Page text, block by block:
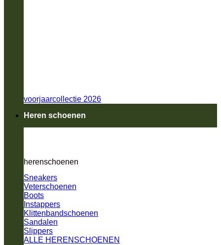
voorjaarcollectie 2026
Heren schoenen
herenschoenen
Sneakers
Veterschoenen
Boots
Instappers
Klittenbandschoenen
Sandalen
Slippers
ALLE HERENSCHOENEN